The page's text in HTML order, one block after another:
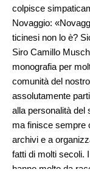
colpisce
Novaggio:
ticinesi non lo è?
Siro Camillo
monografia per
comunità del
assolutamente
alla personalità del
ma finisce sempre
archivi e a
fatti di molti secoli.
hanno molto da